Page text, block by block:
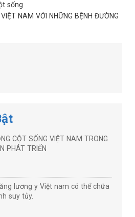
CỘT SỐNG VIỆT NAM TRONG
PHÁT TRIỂN
lương y Việt nam có thể chữa
suy tủy.
sống
NAM VỚI NHỮNG BỆNH ĐƯỜNG